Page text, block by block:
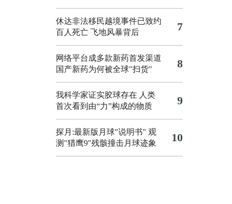
休达非法移民越境事件已致约
百人死亡 飞地风暴背后 7
网络平台成多款新药首发渠道
国产新药为何被全球"扫货"
8
我科学家证实胶球存在 人类
首次看到由“力”构成的物质
9
探月:最新版月球"说明书" 观
测"猎鹰9"残骸撞击月球迹象
10